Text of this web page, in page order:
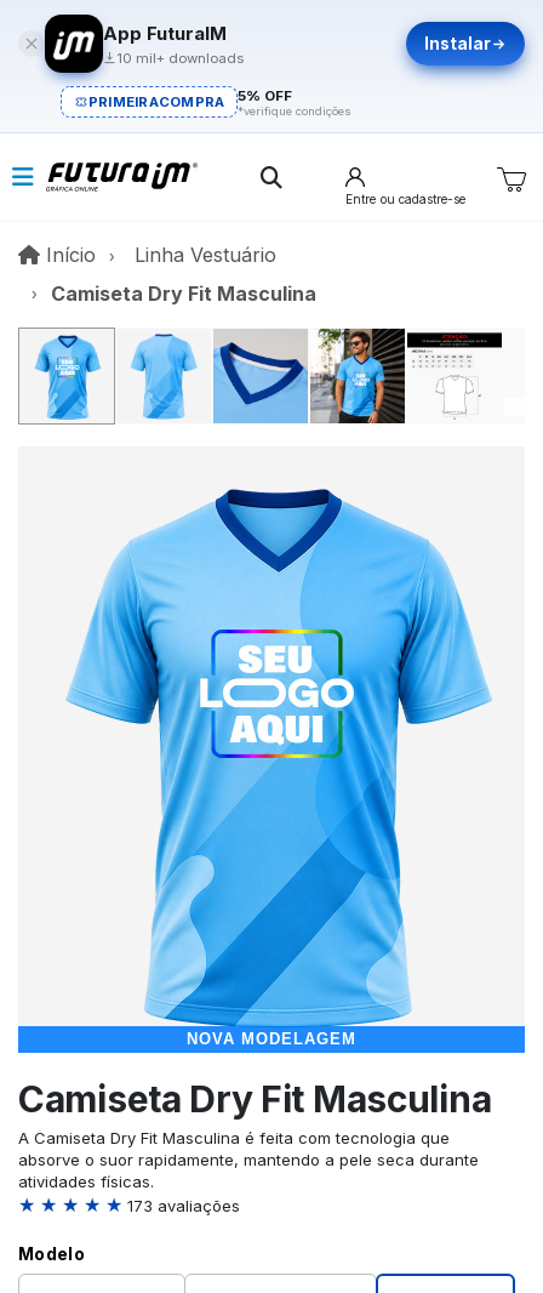
App FuturaIM
10 mil+ downloads
Instalar
PRIMEIRACOMPRA 5% OFF
*verifique condições
Entre ou cadastre-se
Início InícioLinha Vestuário
Camiseta Dry Fit Masculina
NOVA MODELAGEM
Camiseta Dry Fit Masculina
A Camiseta Dry Fit Masculina é feita com tecnologia que
absorve o suor rapidamente, mantendo a pele seca durante
atividades físicas.
★ ★ ★ ★ ★ 173 avaliações
Modelo